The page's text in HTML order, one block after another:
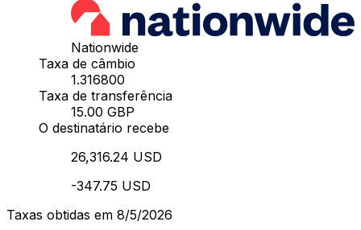
Nationwide
Taxa de câmbio
1.316800
Taxa de transferência
15.00 GBP
O destinatário recebe
26,316.24 USD
-347.75 USD
Taxas obtidas em 8/5/2026